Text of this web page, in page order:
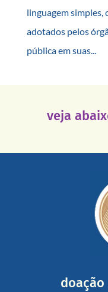
linguagem simples,
adotados pelos
pública em suas...
veja
mail mostrando